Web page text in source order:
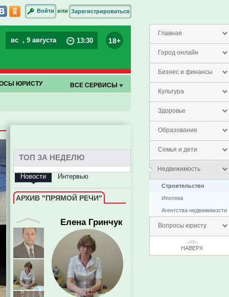
Главная
Город онлайн
Бизнес и финансы
Культура
Здоровье
Образование
Семья и дети
Недвижимость
Строительство
Ипотека
Агентства недвижимости
Вопросы юристу
НАВЕРХ
Войти или Зарегистрироваться
вс , 9 августа 13:30 18+
ЮРИСТУ ВСЕ СЕРВИСЫ
ТОП ЗА НЕДЕЛЮ
Новости Интервью
АРХИВ "ПРЯМОЙ РЕЧИ"
Елена Гринчук